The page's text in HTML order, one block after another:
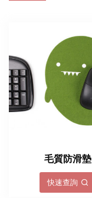
毛質防滑墊
快速查詢